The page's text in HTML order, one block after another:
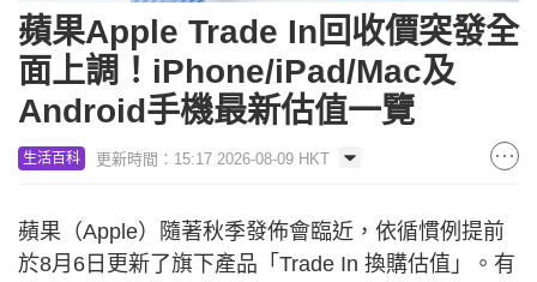
蘋果Apple Trade In回收價突發全
面上調！iPhone/iPad/Mac及
Android手機最新估值一覽
生活百科 更新時間：15:17 2026-08-09 HKT
蘋果（Apple）隨著秋季發佈會臨近，依循慣例提前
於8月6日更新了旗下產品「Trade In 換購估值」。有